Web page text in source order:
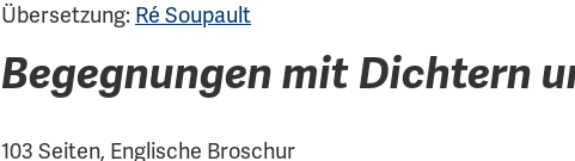
Übersetzung: Ré Soupault
Begegnungen mit Dichtern
103 Seiten, Englische Broschur